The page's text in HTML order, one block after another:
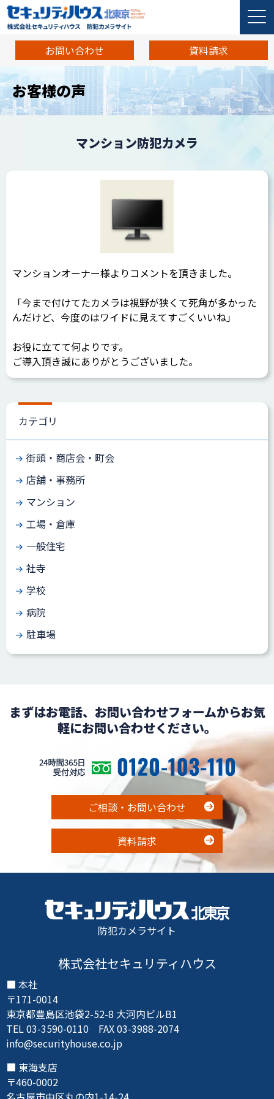
お問い合わせ 資料請求
お客様の声
マンション防犯カメラ
マンションオーナー様よりコメントを頂きました。
「今まで付けてたカメラは視野が狭くて死角が多かった
んだけど、今度のはワイドに見えてすごくいいね」
お役に立てて何よりです。
ご導入頂き誠にありがとうございました。
カテゴリ
街頭・商店会・町会
店舗・事務所
マンション
工場・倉庫
一般住宅
社寺
学校
病院
駐車場
まずはお電話、お問い合わせフォームからお気
軽にお問い合わせください。
ご相談・お問い合わせ
資料請求
防犯カメラサイト
株式会社セキュリティハウス
本社
〒171-0014
東京都豊島区池袋2-52-8 大河内ビルB1
TEL 03-3590-0110 FAX 03-3988-2074
info@securityhouse.co.jp
東海支店
〒460-0002